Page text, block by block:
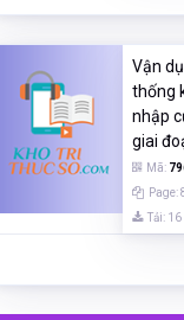
Vận
thống
nhập
giai
Mã:
Page:
Tải: 16